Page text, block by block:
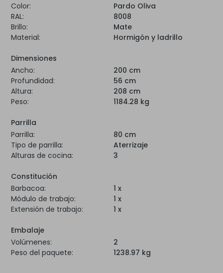
Color:
Pardo Oliva
RAL:
8008
Brillo:
Mate
Material:
Hormigón y ladrillo
Dimensiones
Ancho:
200 cm
Profundidad:
56 cm
Altura:
208 cm
Peso:
1184.28 kg
Parrilla
Parrilla:
80 cm
Tipo de parrilla:
Aterrizaje
Alturas de cocina:
3
Constitución
Barbacoa:
1 x
Módulo de trabajo:
1 x
Extensión de trabajo:
1 x
Embalaje
Volúmenes:
2
Peso del paquete:
1238.97 kg